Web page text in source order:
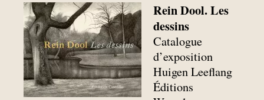
Rein Dool. Les
dessins
Catalogue
d’exposition
Huigen Leeflang
Éditions